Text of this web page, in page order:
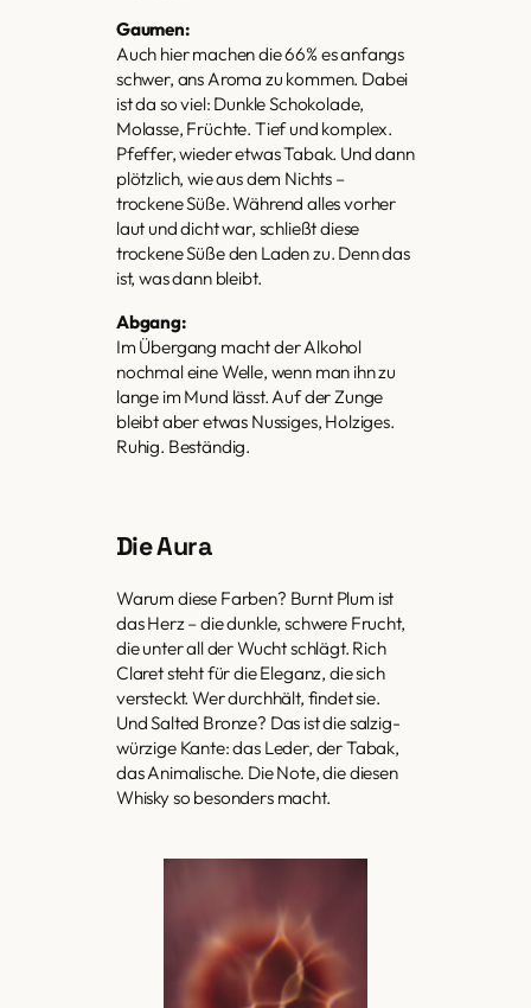
Gaumen:
Auch hier machen die 66% es anfangs
schwer, ans Aroma zu kommen. Dabei
ist da so viel: Dunkle Schokolade,
Molasse, Früchte. Tief und komplex.
Pfeffer, wieder etwas Tabak. Und dann
plötzlich, wie aus dem Nichts –
trockene Süße. Während alles vorher
laut und dicht war, schließt diese
trockene Süße den Laden zu. Denn das
ist, was dann bleibt.
Abgang:
Im Übergang macht der Alkohol
nochmal eine Welle, wenn man ihn zu
lange im Mund lässt. Auf der Zunge
bleibt aber etwas Nussiges, Holziges.
Ruhig. Beständig.
Die Aura
Warum diese Farben? Burnt Plum ist
das Herz – die dunkle, schwere Frucht,
die unter all der Wucht schlägt. Rich
Claret steht für die Eleganz, die sich
versteckt. Wer durchhält, findet sie.
Und Salted Bronze? Das ist die salzig-
würzige Kante: das Leder, der Tabak,
das Animalische. Die Note, die diesen
Whisky so besonders macht.